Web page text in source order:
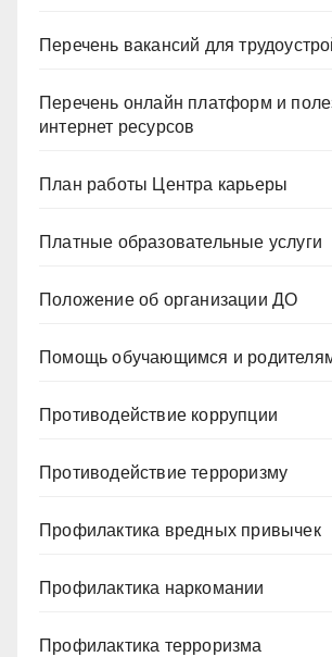
Перечень вакансий для
Перечень онлайн платформ и
интернет ресурсов
План работы Центра карьеры
Платные образовательные услуги
Положение об организации ДО
Помощь обучающимся и
Противодействие коррупции
Противодействие терроризму
Профилактика вредных привычек
Профилактика наркомании
Профилактика терроризма